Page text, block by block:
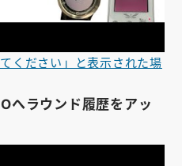
ください」と表示された場
へラウンド履歴をアッ